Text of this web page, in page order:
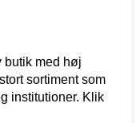
butik med høj
sortiment som
institutioner. Klik